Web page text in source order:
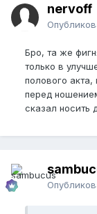
nervoff
Бро, та же
только в
полового
перед
сказал носить